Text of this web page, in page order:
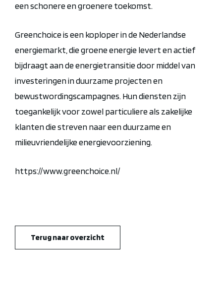
een schonere en groenere toekomst.
Greenchoice is een koploper in de Nederlandse
energiemarkt, die groene energie levert en actief
bijdraagt aan de energietransitie door middel van
investeringen in duurzame projecten en
bewustwordingscampagnes. Hun diensten zijn
toegankelijk voor zowel particuliere als zakelijke
klanten die streven naar een duurzame en
milieuvriendelijke energievoorziening.
https://www.greenchoice.nl/
Terug naar overzicht